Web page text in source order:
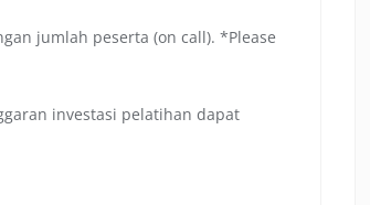
jumlah peserta (on call). *Please
investasi pelatihan dapat